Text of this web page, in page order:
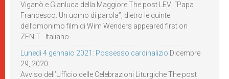
Viganò e Gianluca della Maggiore The post LEV: “Papa
Francesco. Un uomo di parola”, dietro le quinte
dell’omonimo film di Wim Wenders appeared first on
ZENIT - Italiano.
Lunedì 4 gennaio 2021: Possesso cardinalizio Dicembre
29, 2020
Avviso dell’Ufficio delle Celebrazioni Liturgiche The post